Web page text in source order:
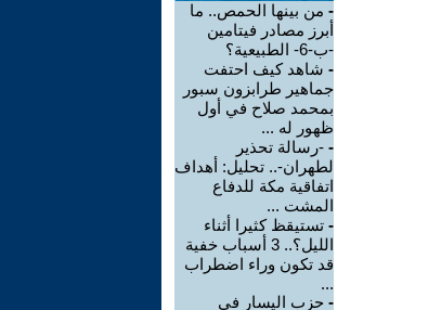
- من بينها الحمص.. ما
أبرز مصادر فيتامين
-ب-6- الطبيعية؟
- شاهد كيف احتفت
جماهير طرابزون سبور
بمحمد صلاح في أول
ظهور له ...
- -رسالة تحذير
لطهران-.. تحليل: أهداف
اتفاقية مكة للدفاع
المشت ...
- تستيقظ كثيرا أثناء
الليل؟.. 3 أسباب خفية
قد تكون وراء اضطراب
...
- حزب اليسار في